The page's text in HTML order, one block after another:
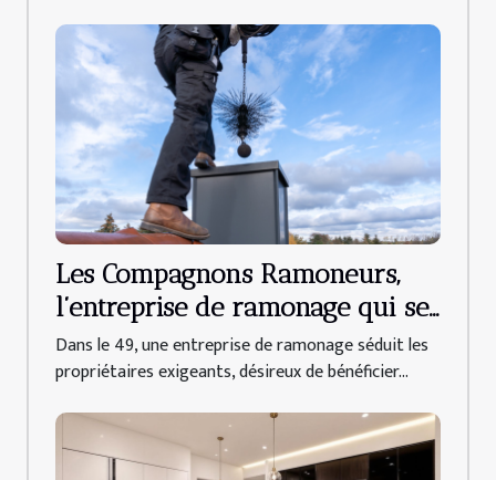
Les Compagnons Ramoneurs,
l’entreprise de ramonage qui se
déplace dans tout le 49 !
Dans le 49, une entreprise de ramonage séduit les
propriétaires exigeants, désireux de bénéficier...